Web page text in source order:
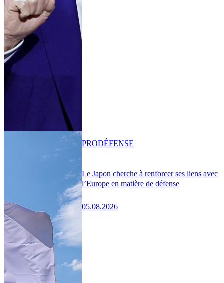
Le Japon cherche à renforcer ses liens avec
l’Europe en matière de défense
05.08.2026
PRODÉFENSE